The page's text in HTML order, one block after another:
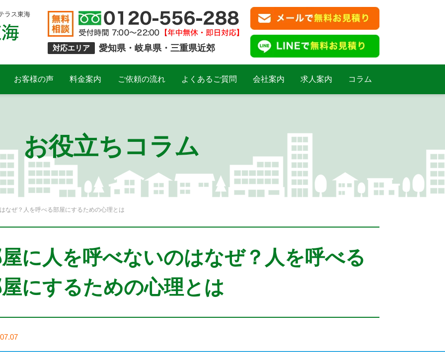
ラス東海
対応エリア 愛知県・岐阜県・三重県近郊
お客様の声 料金案内 ご依頼の流れ よくあるご質問 会社案内 求人案内 コラム
お役立ちコラム
なぜ？人を呼べる部屋にするための心理とは
に人を呼べないのはなぜ？人を呼べる
にするための心理とは